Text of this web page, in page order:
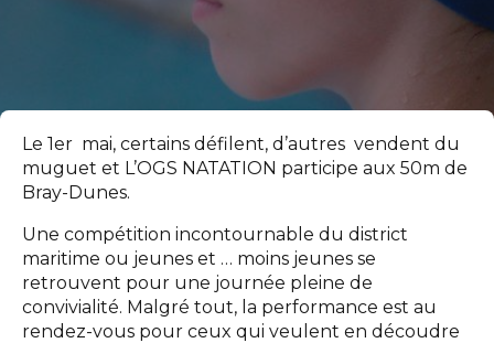
Le 1er mai, certains défilent, d’autres vendent du
muguet et L’OGS NATATION participe aux 50m de
Bray-Dunes.
Une compétition incontournable du district
maritime ou jeunes et … moins jeunes se
retrouvent pour une journée pleine de
convivialité. Malgré tout, la performance est au
rendez-vous pour ceux qui veulent en découdre